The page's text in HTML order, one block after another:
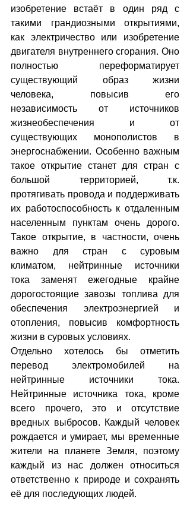
изобретение встаёт в один ряд с
такими грандиозными открытиями,
как электричество или изобретение
двигателя внутреннего сгорания. Оно
полностью переформатирует
существующий образ жизни
человека, повысив его
независимость от источников
жизнеобеспечения и от
существующих монополистов в
энергоснабжении. Особенно важным
такое открытие станет для стран с
большой территорией, т.к.
протягивать провода и поддерживать
их работоспособность к отдаленным
населенным пунктам очень дорого.
Такое открытие, в частности, очень
важно для стран с суровым
климатом, нейтринные источники
тока заменят ежегодные крайне
дорогостоящие завозы топлива для
обеспечения электроэнергией и
отопления, повысив комфортность
жизни в суровых условиях.
Отдельно хотелось бы отметить
перевод электромобилей на
нейтринные источники тока.
Нейтринные источника тока, кроме
всего прочего, это и отсутствие
вредных выбросов. Каждый человек
рождается и умирает, мы временные
жители на планете Земля, поэтому
каждый из нас должен относиться
ответственно к природе и сохранять
её для последующих людей.